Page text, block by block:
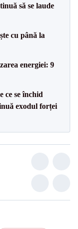
să se laude
cu până la
energiei: 9
ce se închid
exodul forței